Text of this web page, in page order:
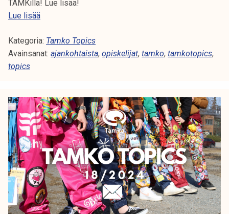
TAMKilla! Lue lisää!
Lue lisääT
m
k
p
i
c
s
1
9
/
2
0
Kategoria: Tamko Topics
Avainsanat: ajankohtaista, opiskelijat, tamko, tamkotopics,
topics